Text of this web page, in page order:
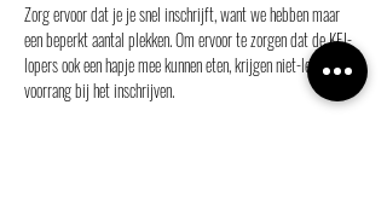
Zorg ervoor dat je je snel inschrijft, want we hebben maar
een beperkt aantal plekken. Om ervoor te zorgen dat de KEI-
lopers ook een hapje mee kunnen eten, krijgen niet-leden
voorrang bij het inschrijven.